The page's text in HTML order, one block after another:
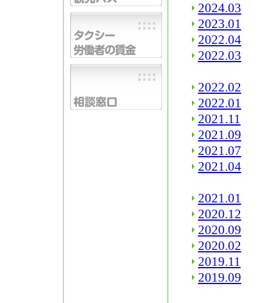
2024.03
2023.01
2022.04
2022.03
2022.02
2022.01
2021.11
2021.09
2021.07
2021.04
2021.01
2020.12
2020.09
2020.02
2019.11
2019.09